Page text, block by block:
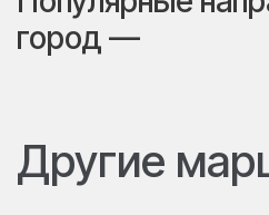
город —
Другие